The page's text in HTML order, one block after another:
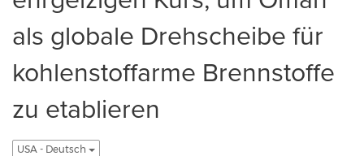
als globale Drehscheibe für
kohlenstoffarme Brennstoffe
zu etablieren
USA - Deutsch